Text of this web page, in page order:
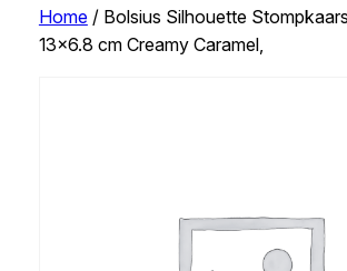
Home/ Bolsius Silhouette
13×6.8 cm Creamy Caramel,